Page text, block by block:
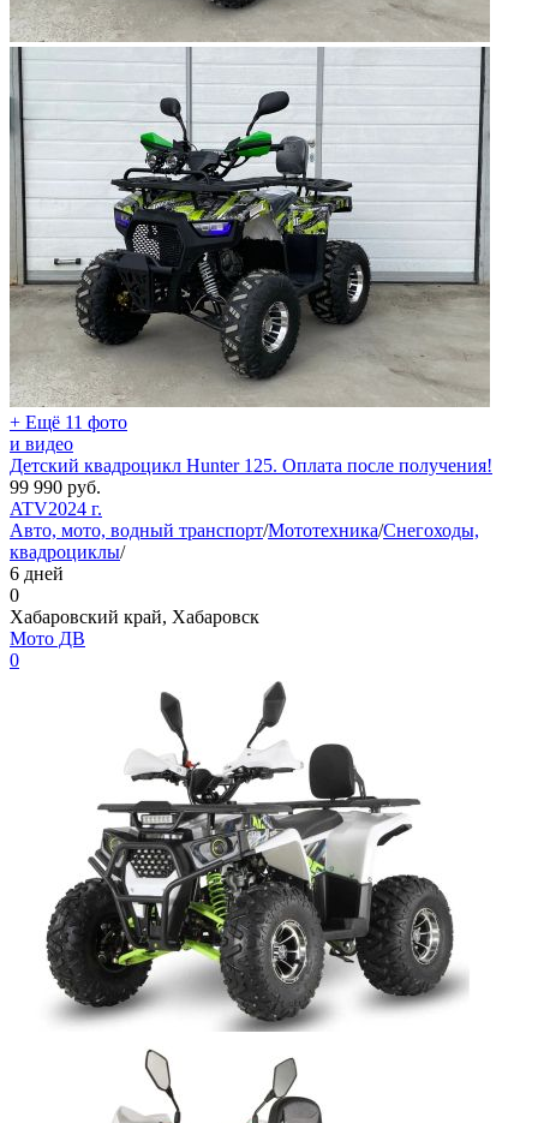
+ Ещё 11 фото
и видео
Детский квадроцикл Hunter 125. Оплата после получения!
99 990 руб.
ATV2024 г.
Авто, мото, водный транспорт/Мототехника/Снегоходы,
квадроциклы/
6 дней
0
Хабаровский край, Хабаровск
Мото ДВ
0